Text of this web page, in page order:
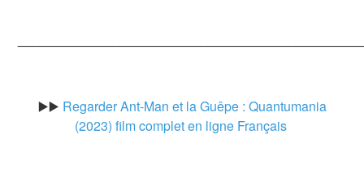
▶️▶️ Regarder Ant-Man et la Guêpe : Quantumania
(2023) film complet en ligne Français